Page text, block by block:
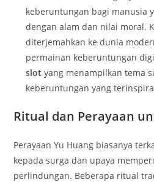
keberuntungan bagi manusia
dengan alam dan nilai moral.
diterjemahkan ke dunia
permainan keberuntungan
slot yang menampilkan tema
keberuntungan yang
Ritual dan Perayaan
Perayaan Yu Huang biasanya
kepada surga dan upaya
perlindungan. Beberapa ritual